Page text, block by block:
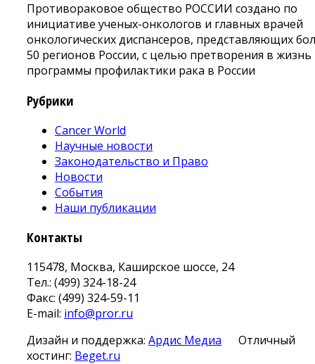
Противораковое общество РОССИИ создано по
инициативе ученых-онкологов и главных врачей
онкологических диспансеров, представляющих
50 регионов России, с целью претворения в жизнь
программы профилактики рака в России
Рубрики
Cancer World
Научные новости
Законодательство и Право
Новости
События
Наши публикации
Контакты
115478, Москва, Каширское шоссе, 24
Тел.: (499) 324-18-24
Факс: (499) 324-59-11
E-mail: info@pror.ru
Дизайн и поддержка: Ардис Медиа
Отличный
хостинг: Beget.ru